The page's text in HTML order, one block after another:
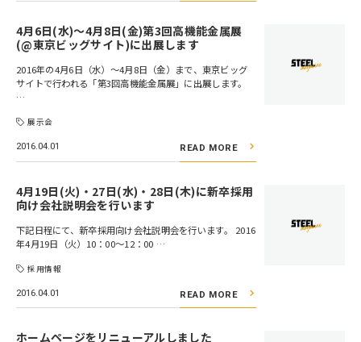
4月6日(水)〜4月8日(金)第3回高機能金属展
(@東京ビッグサイト)に出展します
2016年の4月6日（水）～4月8日（金）まで、東京ビッグ
サイトで行われる「第3回高機能金属展」に出展します。
…
展示会
2016.04.01 READ MORE
4月19日(火)・27日(水)・28日(木)に新卒採用
向け会社説明会を行います
下記日程にて、新卒採用向け会社説明会を行います。 2016
年4月19日（火）10：00～12：00 …
採用情報
2016.04.01 READ MORE
ホームページをリニューアルしました